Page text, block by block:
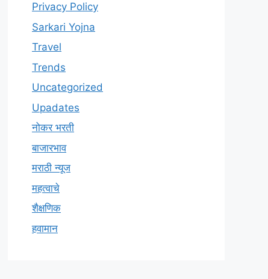
Privacy Policy
Sarkari Yojna
Travel
Trends
Uncategorized
Upadates
नोकर भरती
बाजारभाव
मराठी न्यूज
महत्वाचे
शैक्षणिक
हवामान